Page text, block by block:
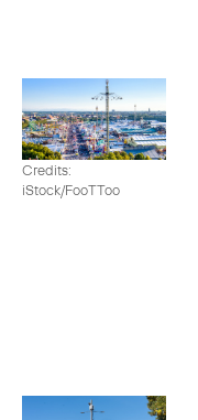
Credits:
iStock/FooTToo